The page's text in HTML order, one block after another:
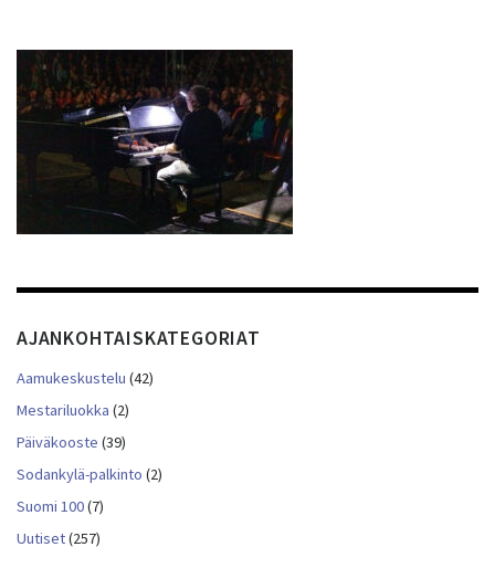
AJANKOHTAISKATEGORIAT
Aamukeskustelu (42)
Mestariluokka (2)
Päiväkooste (39)
Sodankylä-palkinto (2)
Suomi 100(7)
Uutiset(257)